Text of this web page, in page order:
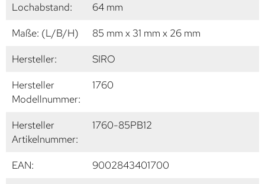
Lochabstand:
64 mm
Maße: (L/B/H)
85 mm x 31 mm x 26 mm
Hersteller:
SIRO
Hersteller
Modellnummer:
1760
Hersteller
Artikelnummer:
1760-85PB12
EAN:
9002843401700